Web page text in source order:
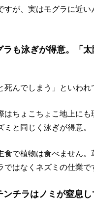
すが、実はモグラに近
ラも泳ぎが得意。「
んでしまう」といわれ
はちょこちょこ地上に
と同じく泳ぎが得意。
食で植物は食べません
はなくネズミの仕業で
チラはノミが窒息